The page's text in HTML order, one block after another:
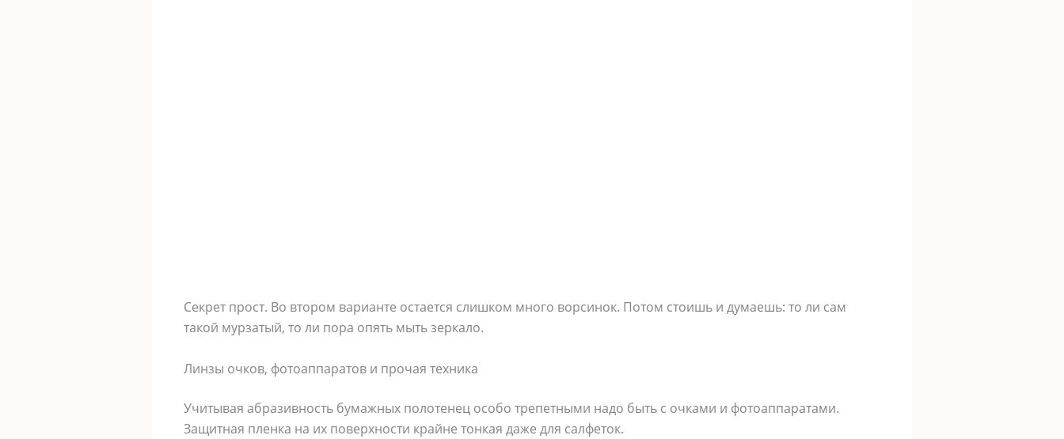
Секрет прост. Во втором варианте остается слишком много ворсинок. Потом стоишь и думаешь: то ли сам
такой мурзатый, то ли пора опять мыть зеркало.
Линзы очков, фотоаппаратов и прочая техника
Учитывая абразивность бумажных полотенец особо трепетными надо быть с очками и фотоаппаратами.
Защитная пленка на их поверхности крайне тонкая даже для салфеток.